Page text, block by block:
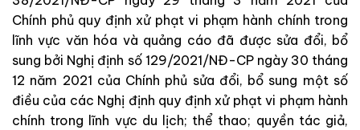
Chính phủ quy định xử phạt vi phạm hành chính trong
lĩnh vực văn hóa và quảng cáo đã được sửa đổi, bổ
sung bởi Nghị định số 129/2021/NĐ-CP ngày 30 tháng
12 năm 2021 của Chính phủ sửa đổi, bổ sung một số
điều của các Nghị định quy định xử phạt vi phạm hành
chính trong lĩnh vực du lịch; thể thao; quyền tác giả,